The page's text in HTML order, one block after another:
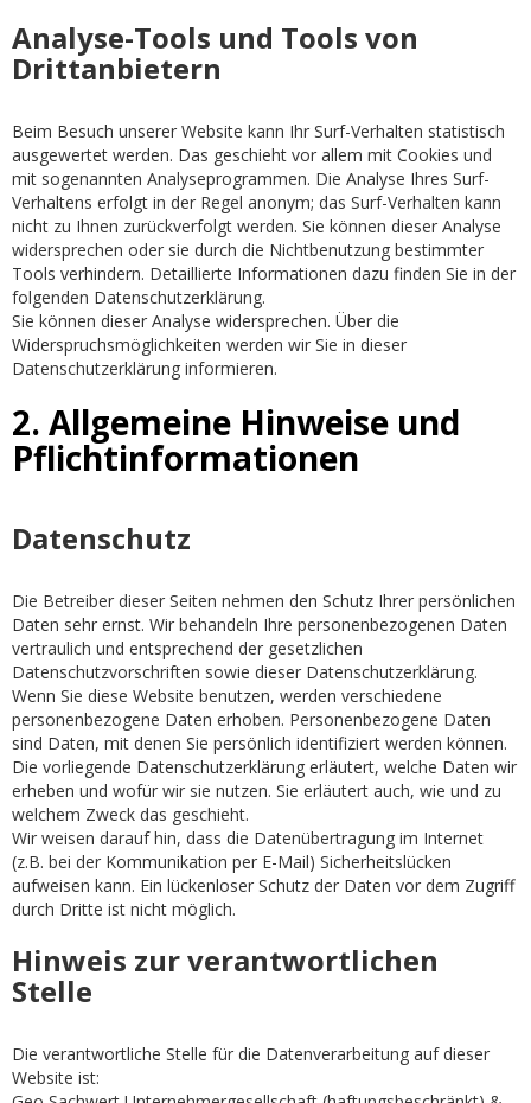
Analyse-Tools und Tools von
Drittanbietern
Beim Besuch unserer Website kann Ihr Surf-Verhalten statistisch
ausgewertet werden. Das geschieht vor allem mit Cookies und
mit sogenannten Analyseprogrammen. Die Analyse Ihres Surf-
Verhaltens erfolgt in der Regel anonym; das Surf-Verhalten kann
nicht zu Ihnen zurückverfolgt werden. Sie können dieser Analyse
widersprechen oder sie durch die Nichtbenutzung bestimmter
Tools verhindern. Detaillierte Informationen dazu finden Sie in der
folgenden Datenschutzerklärung.
Sie können dieser Analyse widersprechen. Über die
Widerspruchsmöglichkeiten werden wir Sie in dieser
Datenschutzerklärung informieren.
2. Allgemeine Hinweise und
Pflichtinformationen
Datenschutz
Die Betreiber dieser Seiten nehmen den Schutz Ihrer persönlichen
Daten sehr ernst. Wir behandeln Ihre personenbezogenen Daten
vertraulich und entsprechend der gesetzlichen
Datenschutzvorschriften sowie dieser Datenschutzerklärung.
Wenn Sie diese Website benutzen, werden verschiedene
personenbezogene Daten erhoben. Personenbezogene Daten
sind Daten, mit denen Sie persönlich identifiziert werden können.
Die vorliegende Datenschutzerklärung erläutert, welche Daten wir
erheben und wofür wir sie nutzen. Sie erläutert auch, wie und zu
welchem Zweck das geschieht.
Wir weisen darauf hin, dass die Datenübertragung im Internet
(z.B. bei der Kommunikation per E-Mail) Sicherheitslücken
aufweisen kann. Ein lückenloser Schutz der Daten vor dem Zugriff
durch Dritte ist nicht möglich.
Hinweis zur verantwortlichen
Stelle
Die verantwortliche Stelle für die Datenverarbeitung auf dieser
Website ist: